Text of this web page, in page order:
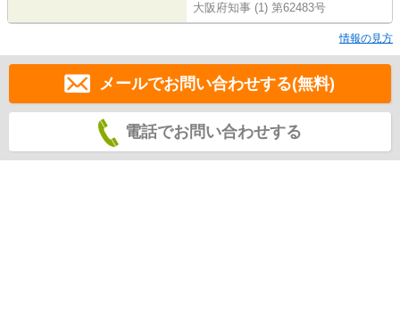
大阪府知事 (1) 第62483号
情報の見方
メールでお問い合わせする(無料)
電話でお問い合わせする